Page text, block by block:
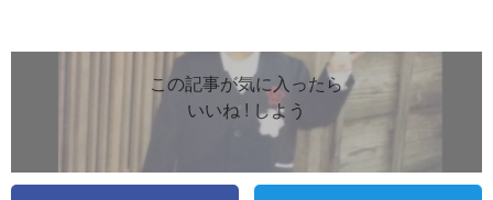
この記事が気に入ったら
いいね ! しよう